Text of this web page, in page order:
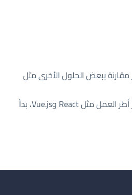
ببعض الحلول الأخرى مثل
مع تقدم تقنيات JavaScript الحديثة مثل ES6+ وظهور أطر العمل مثل React وVue.js، بدأ